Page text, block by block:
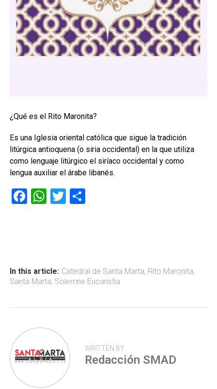
¿Qué es el Rito Maronita?
Es una Iglesia oriental católica que sigue la tradición
litúrgica antioquena (o siria occidental) en la que utiliza
como lenguaje litúrgico el siríaco occidental y como
lengua auxiliar el árabe libanés.
F
ok
W
p
p
T
tir
In this article: Catedral de Santa Marta, Rito Maronita,
Santa Marta, Solemne Eucaristía
WRITTEN BY
Redacción SMAD